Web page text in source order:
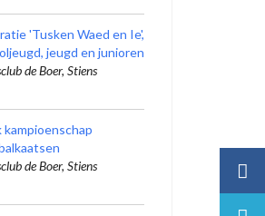
'Tusken Waed en Ie',
jeugd en junioren
de Boer, Stiens
kampioenschap
de Boer, Stiens